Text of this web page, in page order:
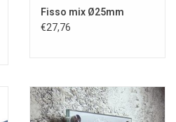
Fisso mix Ø25mm
€27,76